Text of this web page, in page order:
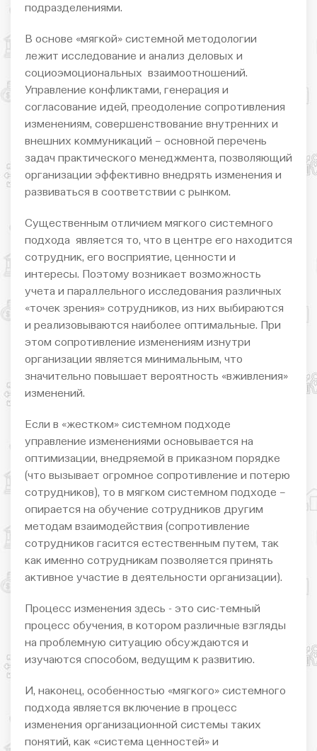
подразделениями.
В основе «мягкой» системной методологии
лежит исследование и анализ деловых и
социоэмоциональных взаимоотношений.
Управление конфликтами, генерация и
согласование идей, преодоление сопротивления
изменениям, совершенствование внутренних и
внешних коммуникаций – основной перечень
задач практического менеджмента, позволяющий
организации эффективно внедрять изменения и
развиваться в соответствии с рынком.
Существенным отличием мягкого системного
подхода является то, что в центре его находится
сотрудник, его восприятие, ценности и
интересы. Поэтому возникает возможность
учета и параллельного исследования различных
«точек зрения» сотрудников, из них выбираются
и реализовываются наиболее оптимальные. При
этом сопротивление изменениям изнутри
организации является минимальным, что
значительно повышает вероятность «вживления»
изменений.
Если в «жестком» системном подходе
управление изменениями основывается на
оптимизации, внедряемой в приказном порядке
(что вызывает огромное сопротивление и потерю
сотрудников), то в мягком системном подходе –
опирается на обучение сотрудников другим
методам взаимодействия (сопротивление
сотрудников гасится естественным путем, так
как именно сотрудникам позволяется принять
активное участие в деятельности организации).
Процесс изменения здесь - это сис-темный
процесс обучения, в котором различные взгляды
на проблемную ситуацию обсуждаются и
изучаются способом, ведущим к развитию.
И, наконец, особенностью «мягкого» системного
подхода является включение в процесс
изменения организационной системы таких
понятий, как «система ценностей» и